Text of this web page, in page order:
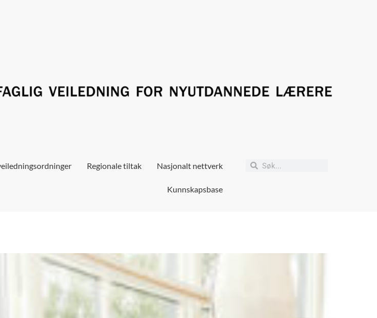
Regionale tiltak Nasjonalt nettverk
Kunnskapsbase